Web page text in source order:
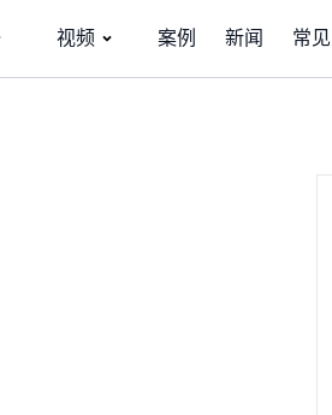
视频 案例 新闻 常